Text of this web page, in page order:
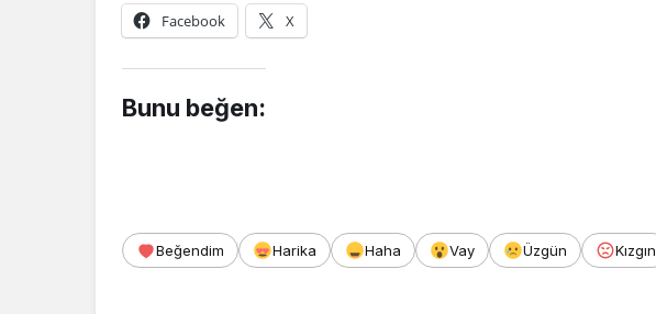
Facebook X
Bunu beğen:
Beğendim Harika Haha Vay Üzgün Kızgın